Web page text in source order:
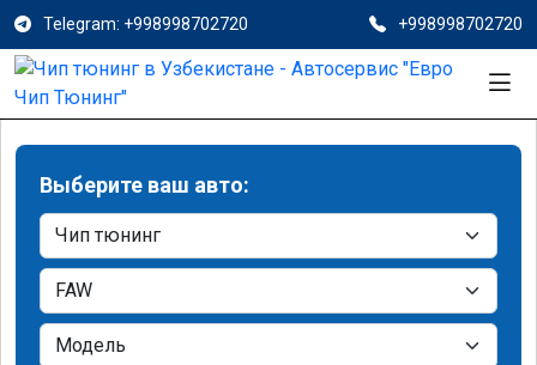
Telegram: +998998702720 +998998702720
Выберите ваш авто: